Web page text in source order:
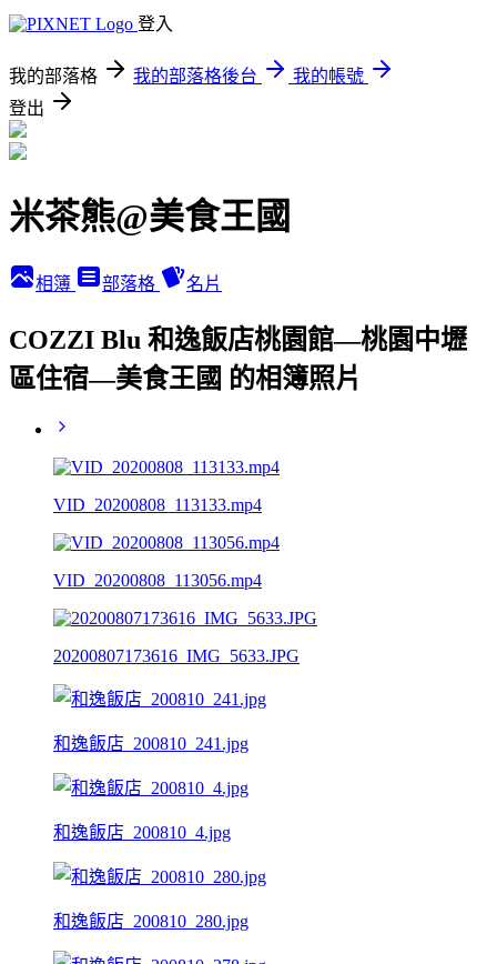
登入
我的部落格 我的部落格後台
我的帳號
登出
米茶熊@美食王國
相簿 部落格 名片
COZZI Blu 和逸飯店桃園館—桃園中壢
區住宿—美食王國 的相簿照片
VID_20200808_113133.mp4
VID_20200808_113056.mp4
20200807173616_IMG_5633.JPG
和逸飯店_200810_241.jpg
和逸飯店_200810_4.jpg
和逸飯店_200810_280.jpg